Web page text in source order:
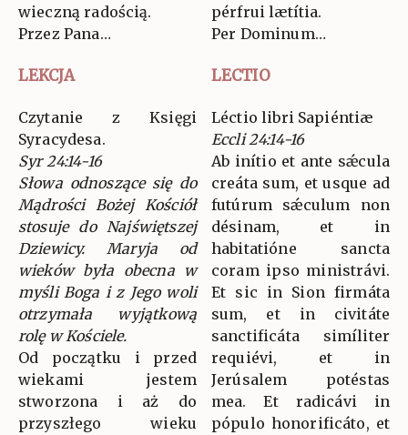
wieczną radością.
Przez Pana…
pérfrui lætítia.
Per Dominum…
LEKCJA LECTIO
Czytanie z Księgi
Syracydesa.
Syr 24:14-16
Słowa odnoszące się do
Mądrości Bożej Kościół
stosuje do Najświętszej
Dziewicy. Maryja od
wieków była obecna w
myśli Boga i z Jego woli
otrzymała wyjątkową
rolę w Kościele.
Od początku i przed
wiekami jestem
stworzona i aż do
przyszłego wieku
Léctio libri Sapiéntiæ
Eccli 24:14-16
Ab inítio et ante sǽcula
creáta sum, et usque ad
futúrum sǽculum non
désinam, et in
habitatióne sancta
coram ipso ministrávi.
Et sic in Sion firmáta
sum, et in civitáte
sanctificáta simíliter
requiévi, et in
Jerúsalem potéstas
mea. Et radicávi in
pópulo honorificáto, et